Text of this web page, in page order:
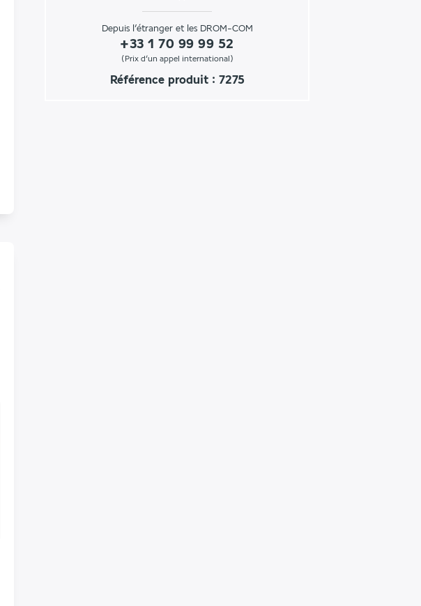
Depuis l’étranger et les DROM-COM
+33 1 70 99 99 52
(Prix d’un appel international)
Référence produit : 7275